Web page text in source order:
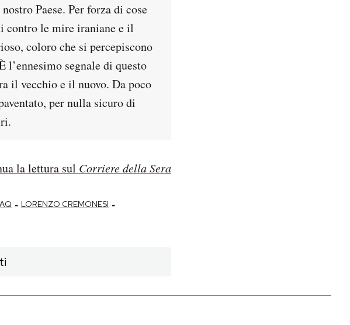
Paese. Per forza di cose
contro le mire iraniane e il
coloro che si percepiscono
segnale di questo
il vecchio e il nuovo. Da poco
per nulla sicuro di
la lettura sul Corriere della Sera
- LORENZO CREMONESI -